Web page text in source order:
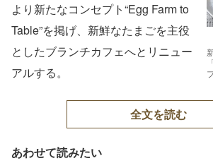
より新たなコンセプト“Egg Farm to
Table”を掲げ、新鮮なたまごを主役
としたブランチカフェへとリニュー
アルする。
全文を読む
あわせて読みたい